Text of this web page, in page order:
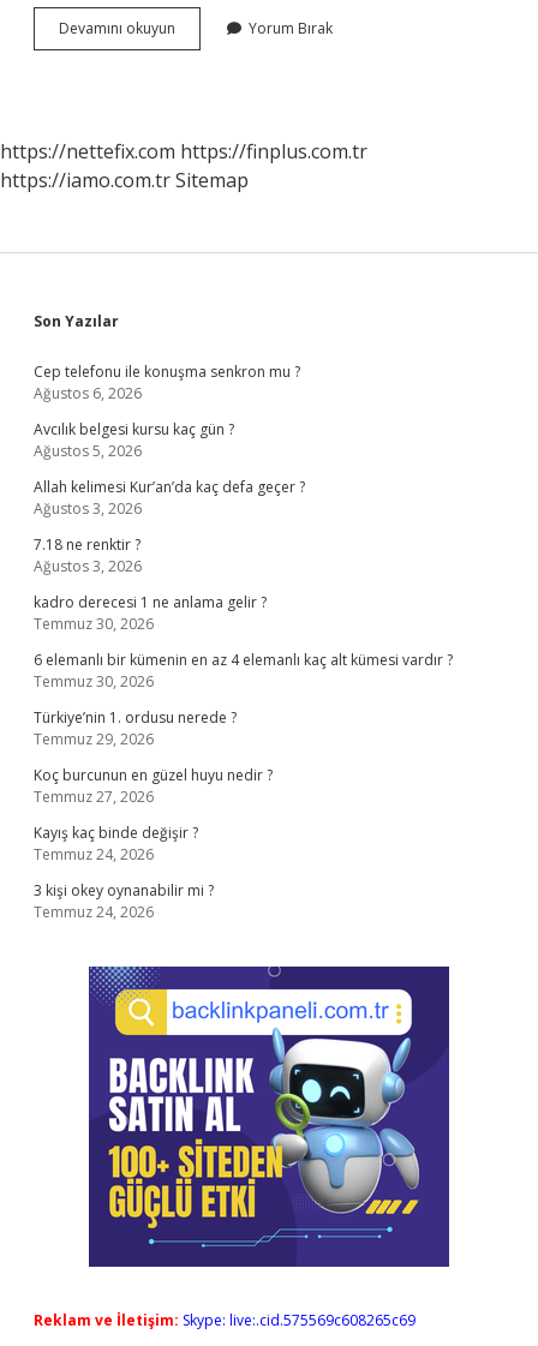
Devamını okuyun Almanya
Bakıcı
Yorum Bırak
https://nettefix.com https://finplus.com.tr
https://iamo.com.trSitemap
Sidebar
Son Yazılar
Cep telefonu ile konuşma senkron mu ?
Ağustos 6, 2026
Avcılık belgesi kursu kaç gün ?
Ağustos 5, 2026
Allah kelimesi Kur’an’da kaç defa geçer ?
Ağustos 3, 2026
7.18 ne renktir ?
Ağustos 3, 2026
kadro derecesi 1 ne anlama gelir ?
Temmuz 30, 2026
6 elemanlı bir kümenin en az 4 elemanlı kaç alt kümesi vardır ?
Temmuz 30, 2026
Türkiye’nin 1. ordusu nerede ?
Temmuz 29, 2026
Koç burcunun en güzel huyu nedir ?
Temmuz 27, 2026
Kayış kaç binde değişir ?
Temmuz 24, 2026
3 kişi okey oynanabilir mi ?
Temmuz 24, 2026
Reklam ve İletişim: Skype: live:.cid.575569c608265c69